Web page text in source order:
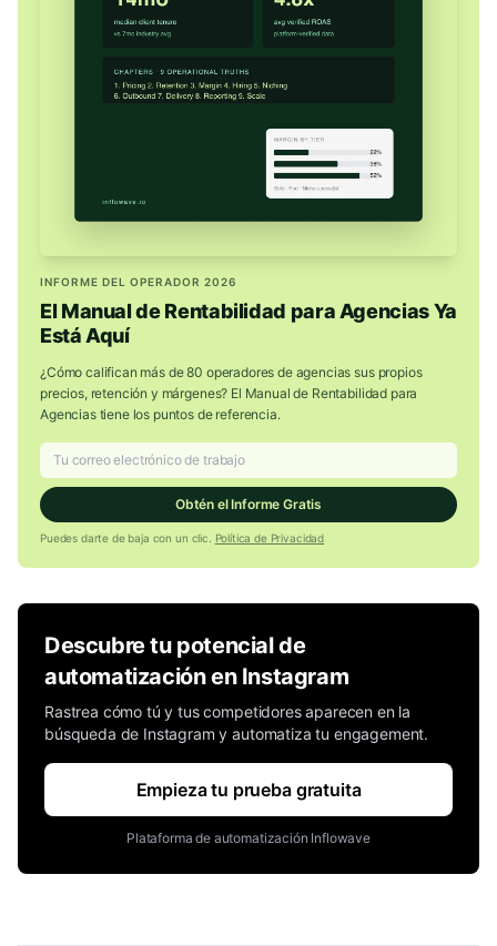
INFORME DEL OPERADOR 2026
El Manual de Rentabilidad para Agencias Ya
Está Aquí
¿Cómo califican más de 80 operadores de agencias sus propios
precios, retención y márgenes? El Manual de Rentabilidad para
Agencias tiene los puntos de referencia.
Obtén el Informe Gratis
Puedes darte de baja con un clic. Política de Privacidad
Descubre tu potencial de
automatización en Instagram
Rastrea cómo tú y tus competidores aparecen en la
búsqueda de Instagram y automatiza tu engagement.
Empieza tu prueba gratuita
Plataforma de automatización Inflowave